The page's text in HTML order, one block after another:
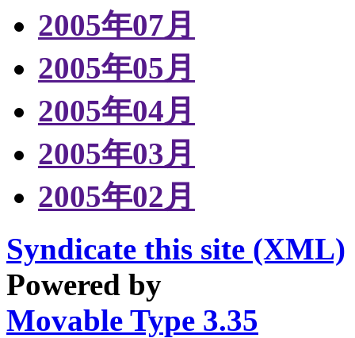
2005年07月
2005年05月
2005年04月
2005年03月
2005年02月
Syndicate this site (XML)
Powered by
Movable Type 3.35